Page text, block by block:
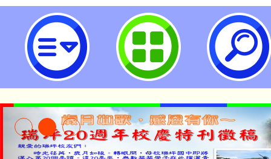
「113年全國中小學客家藝文競賽
市立瑞坪國民中學